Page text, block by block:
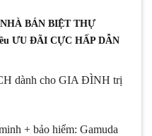
BÁN BIỆT THỰ
ƯU ĐÃI CỰC HẤP DẪN
dành cho GIA ĐÌNH trị
+ bảo hiểm: Gamuda